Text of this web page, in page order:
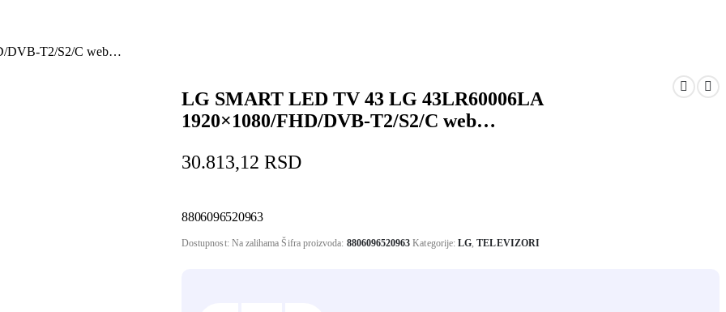
DVB-T2/S2/C web…
LG SMART LED TV 43 LG 43LR60006LA
1920×1080/FHD/DVB-T2/S2/C web…
30.813,12 RSD
8806096520963
Dostupnost: Na zalihama Šifra proizvoda: 8806096520963 Kategorije:LG ,TELEVIZORI